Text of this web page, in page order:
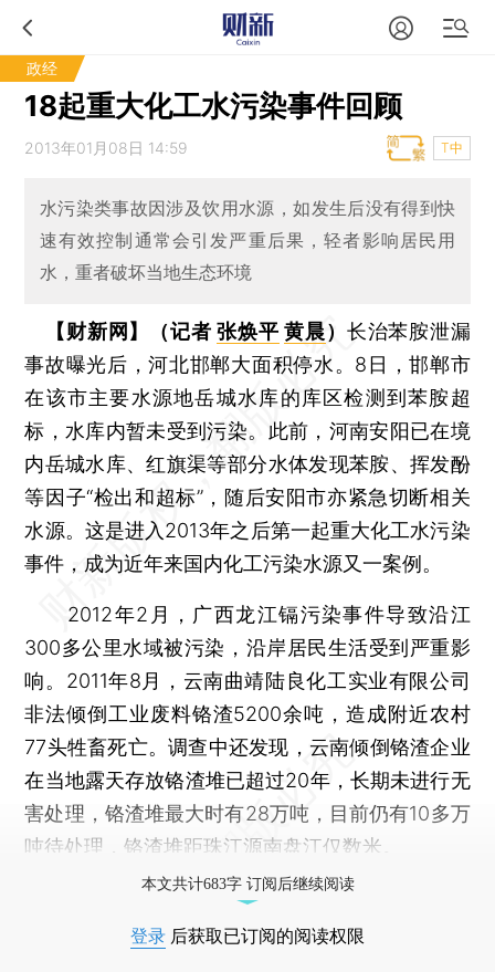
政经
18起重大化工水污染事件回顾
2013年01月08日 14:59 T中
水污染类事故因涉及饮用水源，如发生后没有得到快
速有效控制通常会引发严重后果，轻者影响居民用
水，重者破坏当地生态环境
【财新网】（记者张焕平 黄晨） 长治苯胺泄漏
事故曝光后，河北邯郸大面积停水。8日，邯郸市
在该市主要水源地岳城水库的库区检测到苯胺超
标，水库内暂未受到污染。此前，河南安阳已在境
内岳城水库、红旗渠等部分水体发现苯胺、挥发酚
等因子“检出和超标”，随后安阳市亦紧急切断相关
水源。这是进入2013年之后第一起重大化工水污染
事件，成为近年来国内化工污染水源又一案例。
2012年2月，广西龙江镉污染事件导致沿江
300多公里水域被污染，沿岸居民生活受到严重影
响。2011年8月，云南曲靖陆良化工实业有限公司
非法倾倒工业废料铬渣5200余吨，造成附近农村
77头牲畜死亡。调查中还发现，云南倾倒铬渣企业
在当地露天存放铬渣堆已超过20年，长期未进行无
害处理，铬渣堆最大时有28万吨，目前仍有10多万
吨待处理，铬渣堆距珠江源南盘江仅数米。
本文共计683字 订阅后继续阅读
登录 后获取已订阅的阅读权限